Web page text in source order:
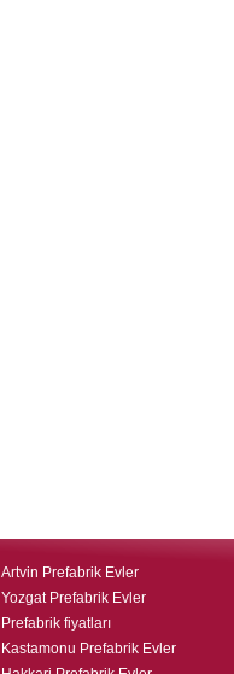
Artvin Prefabrik Evler
Yozgat Prefabrik Evler
Prefabrik fiyatları
Kastamonu Prefabrik Evler